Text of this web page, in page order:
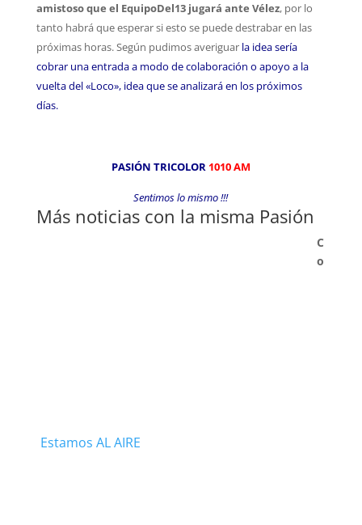
amistoso que el EquipoDel13 jugará ante Vélez, por lo
tanto habrá que esperar si esto se puede destrabar en las
próximas horas. Según pudimos averiguarla idea sería
cobrar una entrada a modo de colaboración o apoyo a la
vuelta del «Loco», idea que se analizará en los próximos
días.
PASIÓN TRICOLOR 1010 AM
Sentimos lo mismo !!!
Más noticias con la misma Pasión
Estamos AL AIRE
C
o